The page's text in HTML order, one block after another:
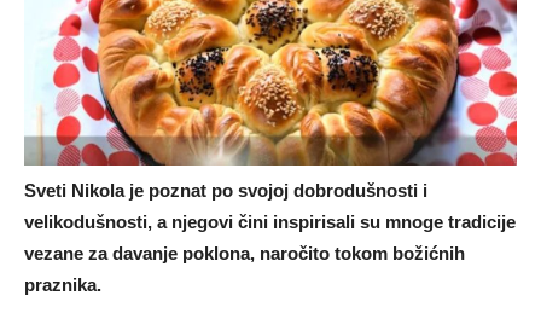
Sveti Nikola je poznat po svojoj dobrodušnosti i
velikodušnosti, a njegovi čini inspirisali su mnoge tradicije
vezane za davanje poklona, naročito tokom božićnih
praznika.